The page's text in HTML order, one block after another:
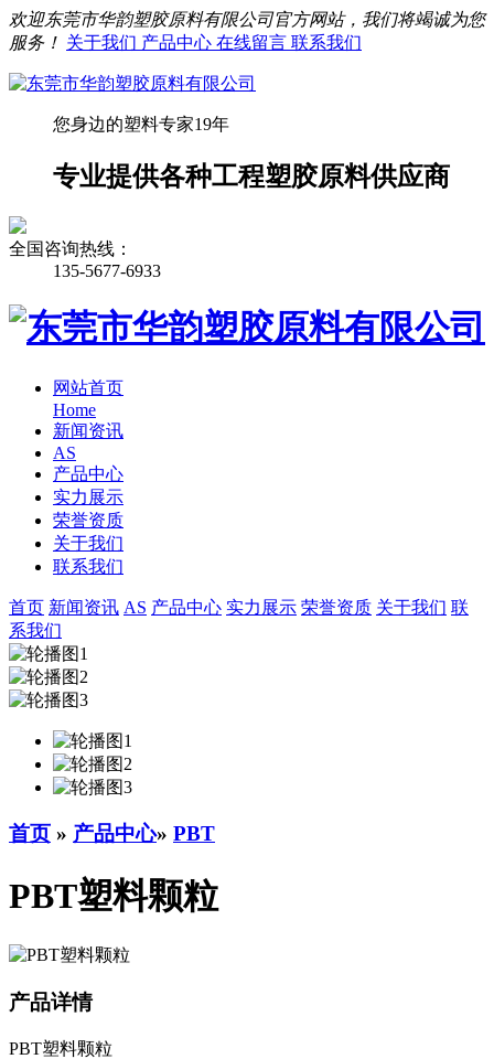
欢迎东莞市华韵塑胶原料有限公司官方网站，我们将竭诚为您
服务！ 关于我们 产品中心 在线留言 联系我们
您身边的塑料专家19年
专业提供各种工程塑胶原料供应商
全国咨询热线：
135-5677-6933
网站首页
Home
新闻资讯
AS
产品中心
实力展示
荣誉资质
关于我们
联系我们
首页 新闻资讯 AS 产品中心 实力展示 荣誉资质 关于我们 联
系我们
首页 » 产品中心» PBT
PBT塑料颗粒
产品详情
PBT塑料颗粒